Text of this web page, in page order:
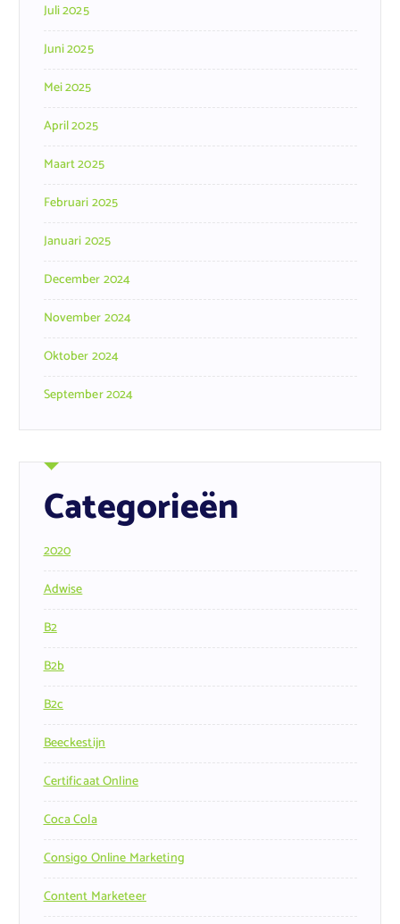
Juli 2025
Juni 2025
Mei 2025
April 2025
Maart 2025
Februari 2025
Januari 2025
December 2024
November 2024
Oktober 2024
September 2024
Categorieën
2020
Adwise
B2
B2b
B2c
Beeckestijn
Certificaat Online
Coca Cola
Consigo Online Marketing
Content Marketeer